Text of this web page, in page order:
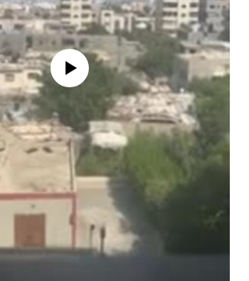
source currently available